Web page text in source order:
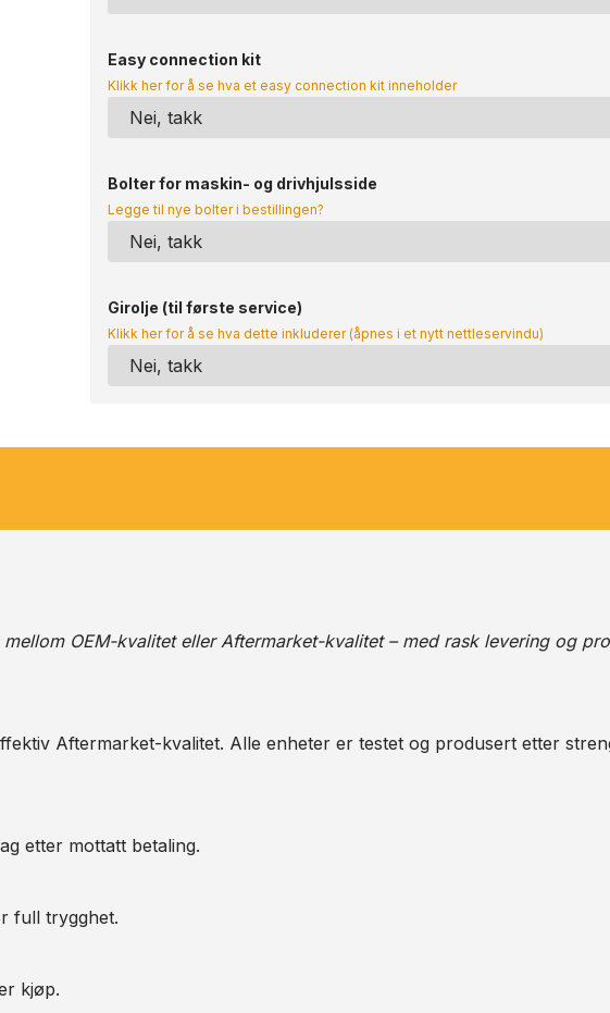
Easy connection kit
Klikk her for å se hva et easy connection kit inneholder
Bolter for maskin- og drivhjulsside
Legge til nye bolter i bestillingen?
Girolje (til første service)
Klikk her for å se hva dette inkluderer (åpnes i et nytt nettleservindu)
OEM-kvalitet eller Aftermarket-kvalitet – med rask levering og
Aftermarket-kvalitet. Alle enheter er testet og produsert etter
etter mottatt betaling.
full trygghet.
kjøp.